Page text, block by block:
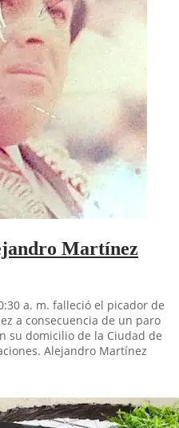
Martínez
a. m. falleció el picador de
a consecuencia de un paro
su domicilio de la Ciudad de
Alejandro Martínez